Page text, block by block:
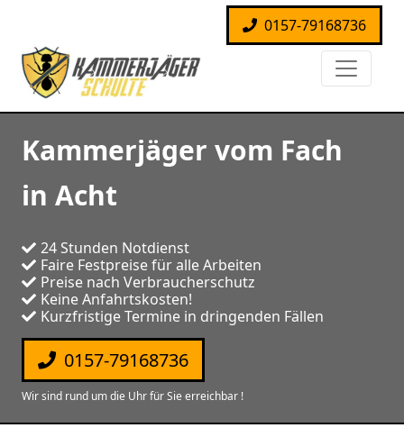
0157-79168736
Kammerjäger vom Fach
in Acht
24 Stunden Notdienst
Faire Festpreise für alle Arbeiten
Preise nach Verbraucherschutz
Keine Anfahrtskosten!
Kurzfristige Termine in dringenden Fällen
0157-79168736
Wir sind rund um die Uhr für Sie erreichbar !